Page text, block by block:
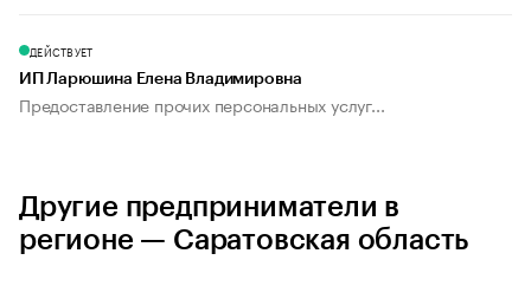
ДЕЙСТВУЕТ
ИП Ларюшина Елена Владимировна
Предоставление прочих персональных услуг...
Другие предприниматели в
регионе — Саратовская область